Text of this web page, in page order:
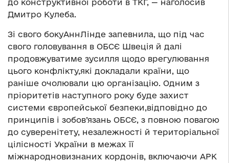
Дмитро Кулеба.
Зі свого бокуАннЛінде запевнила, що під час
свого головування в ОБСЄ Швеція й далі
продовжуватиме зусилля щодо врегулювання
цього конфлікту,які докладали країни, що
раніше очолювали цю організацію. Одним з
пріоритетів наступного року буде захист
системи європейської безпеки,відповідно до
принципів і зобов’язань ОБСЄ, з повною повагою
до суверенітету, незалежності й територіальної
цілісності України в межах її
міжнародновизнаних кордонів, включаючи АРК